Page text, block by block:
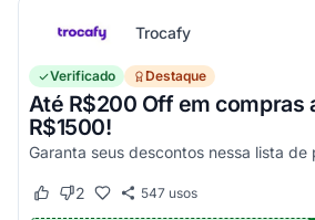
Trocafy
Verificado Destaque
Até R$200 Off em compras
R$1500!
Este cupom funcionou
Este cupom não funcionou
2 547usos